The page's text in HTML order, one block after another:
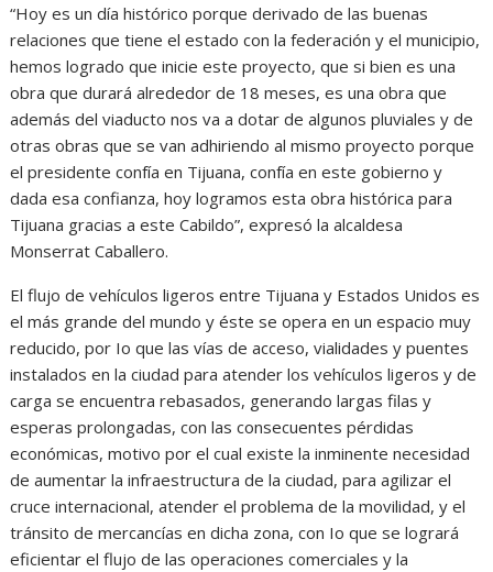
“Hoy es un día histórico porque derivado de las buenas
relaciones que tiene el estado con la federación y el municipio,
hemos logrado que inicie este proyecto, que si bien es una
obra que durará alrededor de 18 meses, es una obra que
además del viaducto nos va a dotar de algunos pluviales y de
otras obras que se van adhiriendo al mismo proyecto porque
el presidente confía en Tijuana, confía en este gobierno y
dada esa confianza, hoy logramos esta obra histórica para
Tijuana gracias a este Cabildo”, expresó la alcaldesa
Monserrat Caballero.
El flujo de vehículos ligeros entre Tijuana y Estados Unidos es
el más grande del mundo y éste se opera en un espacio muy
reducido, por Io que las vías de acceso, vialidades y puentes
instalados en la ciudad para atender los vehículos ligeros y de
carga se encuentra rebasados, generando largas filas y
esperas prolongadas, con las consecuentes pérdidas
económicas, motivo por el cual existe la inminente necesidad
de aumentar la infraestructura de la ciudad, para agilizar el
cruce internacional, atender el problema de la movilidad, y el
tránsito de mercancías en dicha zona, con Io que se logrará
eficientar el flujo de las operaciones comerciales y la